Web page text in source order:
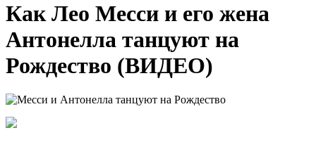
Как Лео Месси и его жена
Антонелла танцуют на
Рождество (ВИДЕО)